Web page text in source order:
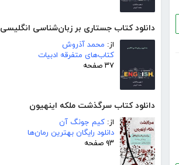
دانلود کتاب جستاری بر زبان‌شناسی انگلیسی
از: محمد آذروش
کتاب‌های متفرقه ادبیات
۳۷ صفحه
دانلود کتاب سرگذشت ملکه اینهیون
از: کیم جونگ آن
دانلود رایگان بهترین رمان‌ها
۹۳ صفحه